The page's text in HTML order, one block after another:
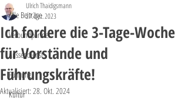
Alle Beiträge
Verbundpartner
Aussendienst
Führung
Kultur
Ich fordere die 3-Tage-Woche
für Vorstände und
Führungskräfte!
Ulrich Thaidigsmann
27. Dez. 2023
Aktualisiert: 28. Okt. 2024